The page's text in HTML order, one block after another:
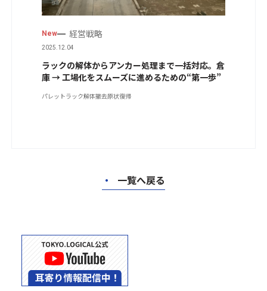
New 経営戦略
2025.12.04
ラックの解体からアンカー処理まで一括対応。倉
庫 → 工場化をスムーズに進めるための“第一歩”
パレットラック解体撤去原状復帰
・ 一覧へ戻る